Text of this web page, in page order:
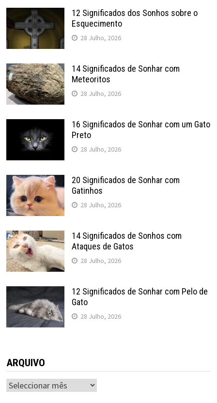
12 Significados dos Sonhos sobre o
Esquecimento
28 Julho, 2026
14 Significados de Sonhar com
Meteoritos
28 Julho, 2026
16 Significados de Sonhar com um Gato
Preto
28 Julho, 2026
20 Significados de Sonhar com
Gatinhos
28 Julho, 2026
14 Significados de Sonhos com
Ataques de Gatos
28 Julho, 2026
12 Significados de Sonhar com Pelo de
Gato
28 Julho, 2026
ARQUIVO
ARQUIVO